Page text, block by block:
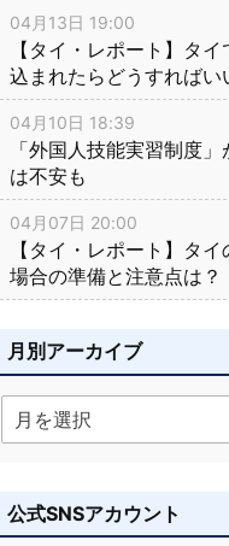
04月13日 19:00
【タイ・レポート】タ
込まれたらどうすればい
04月10日 18:39
「外国人技能実習制度
は不安も
04月07日 20:00
【タイ・レポート】タ
場合の準備と注意点は？
月別アーカイブ
公式SNSアカウント